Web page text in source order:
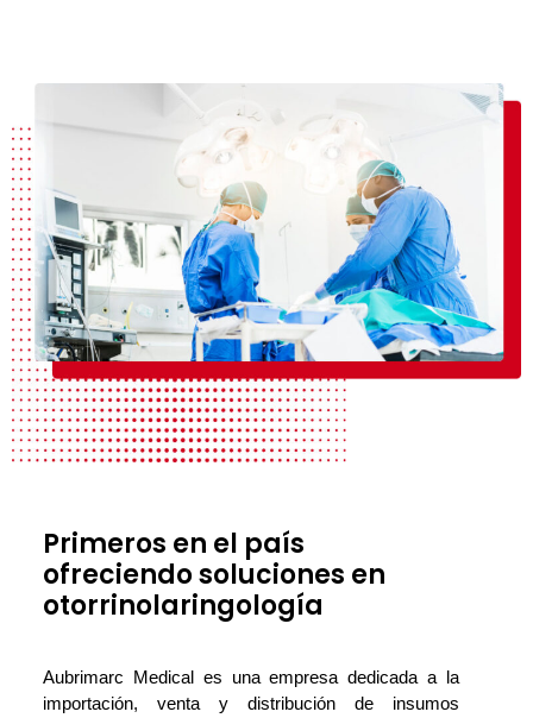
Primeros en el país
ofreciendo soluciones en
otorrinolaringología
Aubrimarc Medical es una empresa dedicada a la
importación, venta y distribución de insumos